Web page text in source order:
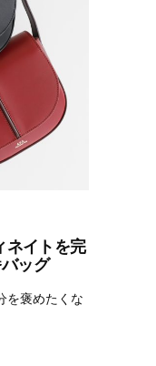
ネイトを完
ッグ
を褒めたくな